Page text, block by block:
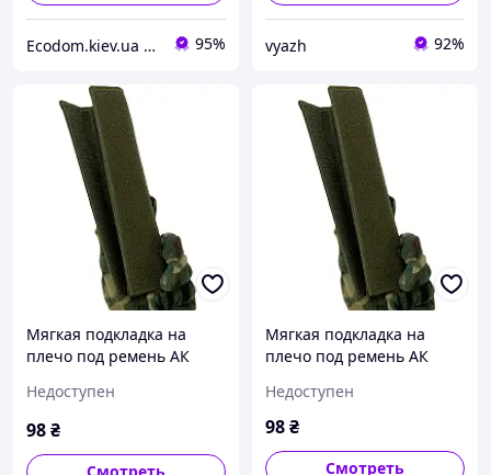
Еcodom.kiev.ua Интеренет-магазин 95% vyazh 92%
Мягкая подкладка на
плечо под ремень АК
Недоступен
98₴
Мягкая подкладка на
плечо под ремень АК
Недоступен
98₴
Смотреть